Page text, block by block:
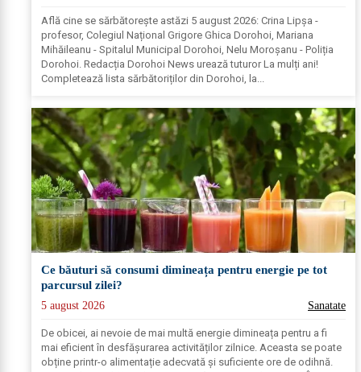
Află cine se sărbătoreşte astăzi 5 august 2026: Crina Lipșa -
profesor, Colegiul Național Grigore Ghica Dorohoi, Mariana
Mihăileanu - Spitalul Municipal Dorohoi, Nelu Moroșanu - Poliția
Dorohoi. Redacția Dorohoi News urează tuturor La mulți ani!
Completează lista sărbătoriților din Dorohoi, la...
Ce băuturi să consumi dimineața pentru energie pe tot
parcursul zilei?
5 august 2026 Sanatate
De obicei, ai nevoie de mai multă energie dimineața pentru a fi
mai eficient în desfășurarea activităților zilnice. Aceasta se poate
obține printr-o alimentație adecvată și suficiente ore de odihnă.